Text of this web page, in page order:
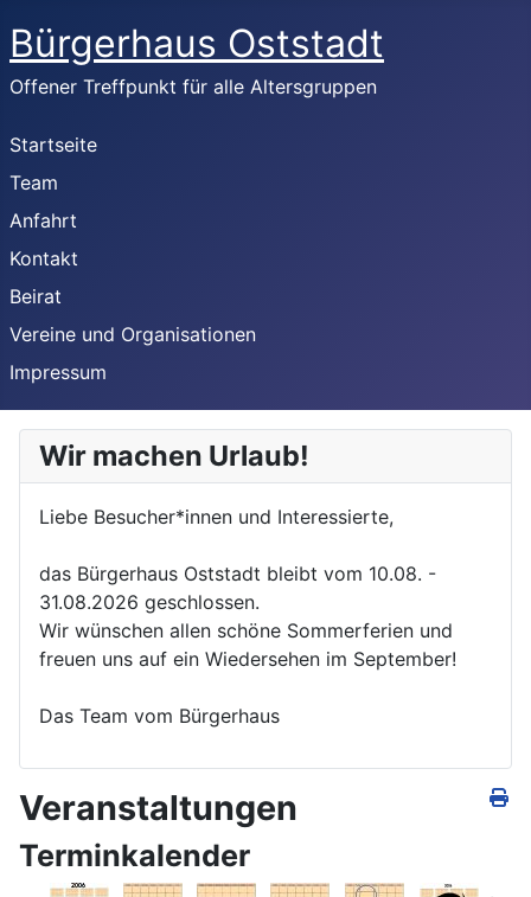
Bürgerhaus Oststadt
Offener Treffpunkt für alle Altersgruppen
Startseite
Team
Anfahrt
Kontakt
Beirat
Vereine und Organisationen
Impressum
Wir machen Urlaub!
Liebe Besucher*innen und Interessierte,
das Bürgerhaus Oststadt bleibt vom 10.08. -
31.08.2026 geschlossen.
Wir wünschen allen schöne Sommerferien und
freuen uns auf ein Wiedersehen im September!
Das Team vom Bürgerhaus
Veranstaltungen
Terminkalender